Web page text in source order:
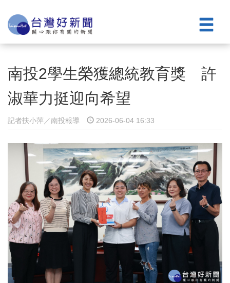
南投2學生榮獲總統教育獎 許
淑華力挺迎向希望
記者扶小萍／南投報導 2026-06-04 16:33